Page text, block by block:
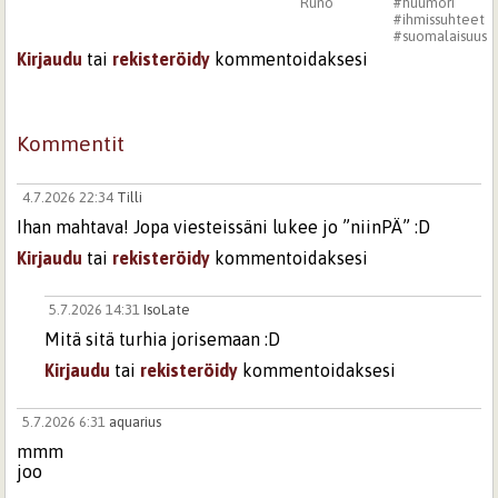
#ihmissuhteet
#suomalaisuus
Kirjaudu tai rekisteröidy kommentoidaksesi
Kommentit
4.7.2026 22:34 Tilli
Ihan mahtava! Jopa viesteissäni lukee jo ”niinPÄ” :D
Kirjaudu tai rekisteröidy kommentoidaksesi
5.7.2026 14:31IsoLate
Mitä sitä turhia jorisemaan :D
Kirjaudu tai rekisteröidy kommentoidaksesi
5.7.2026 6:31 aquarius
mmm
joo